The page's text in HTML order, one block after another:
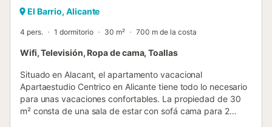
El Barrio, Alicante
4 pers. 1 dormitorio 30 m² 700 m de la costa
Wifi, Televisión, Ropa de cama, Toallas
Situado en Alacant, el apartamento vacacional
Apartaestudio Centrico en Alicante tiene todo lo necesario
para unas vacaciones confortables. La propiedad de 30
m² consta de una sala de estar con sofá cama para 2